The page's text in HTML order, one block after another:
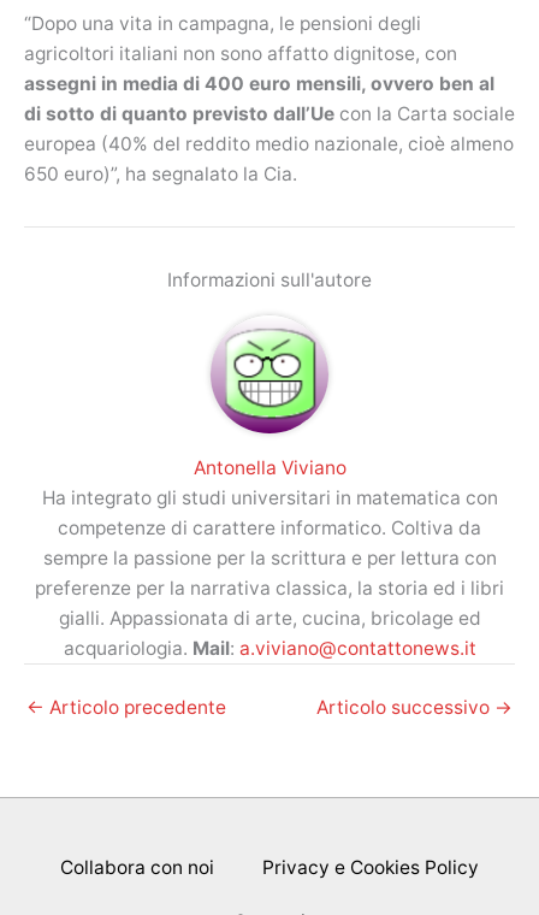
“Dopo una vita in campagna, le pensioni degli
agricoltori italiani non sono affatto dignitose, con
assegni in media di 400 euro mensili, ovvero ben al
di sotto di quanto previsto dall’Ue con la Carta sociale
europea (40% del reddito medio nazionale, cioè almeno
650 euro)”, ha segnalato la Cia.
Informazioni sull'autore
Antonella Viviano
Ha integrato gli studi universitari in matematica con
competenze di carattere informatico. Coltiva da
sempre la passione per la scrittura e per lettura con
preferenze per la narrativa classica, la storia ed i libri
gialli. Appassionata di arte, cucina, bricolage ed
acquariologia. Mail: a.viviano@contattonews.it
← Articolo precedente Articolo successivo →
Collabora con noi Privacy e Cookies Policy